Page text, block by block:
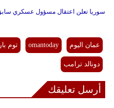
سوريا تعلن اعتقال مسؤول عسكري
عمان اليوم omantoday توم
دونالد ترامب
أرسل تعليقك